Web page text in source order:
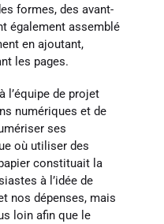
formes, des avant-
également assemblé
en ajoutant,
les pages.
l’équipe de projet
numériques et de
ses
où utiliser des
constituait la
à l’idée de
nos dépenses, mais
loin afin que le